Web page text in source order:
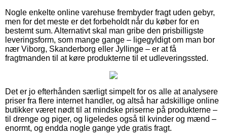
Nogle enkelte online varehuse frembyder fragt uden gebyr,
men for det meste er det forbeholdt når du køber for en
bestemt sum. Alternativt skal man gribe den prisbilligste
leveringsform, som mange gange – ligegyldigt om man bor
nær Viborg, Skanderborg eller Jyllinge – er at få
fragtmanden til at køre produkterne til et udleveringssted.
Det er jo efterhånden særligt simpelt for os alle at analysere
priser fra flere internet handler, og altså har adskillige online
butikker været nødt til at mindske priserne på produkterne –
til drenge og piger, og ligeledes også til kvinder og mænd –
enormt, og endda nogle gange yde gratis fragt.